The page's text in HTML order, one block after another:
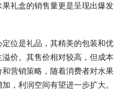
礼盒的销售量更是呈现出爆发
位是礼品，其精美的包装和优
价。其售价相对较高，但成本
营销策略，随着消费者对水果
，利润空间有望进一步扩大。